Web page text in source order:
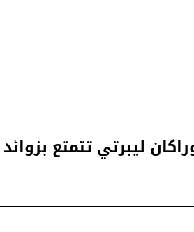
ليبرتي تتمتع